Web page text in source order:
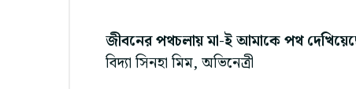
জীবনের পথচলায় মা-ই আমাকে পথ
বিদ্যা সিনহা মিম, অভিনেত্রী